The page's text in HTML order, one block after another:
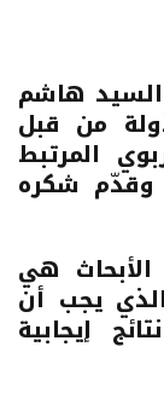
هاشم
من قبل
المرتبط
وقدّم شكره
هي
يجب أن
إيجابية